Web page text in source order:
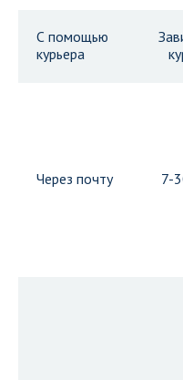
С помощью
курьера
Через почту 7-